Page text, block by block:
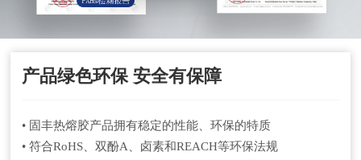
产品绿色环保 安全有保障
• 固丰热熔胶产品拥有稳定的性能、环保的特质
• 符合RoHS、双酚A、卤素和REACH等环保法规